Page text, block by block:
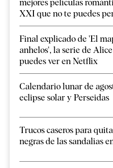
mejores películas
XXI que no te puedes
Final explicado de 'El
anhelos', la serie de
puedes ver en Netflix
Calendario lunar de
eclipse solar y Perseidas
Trucos caseros para
negras de las sandalias